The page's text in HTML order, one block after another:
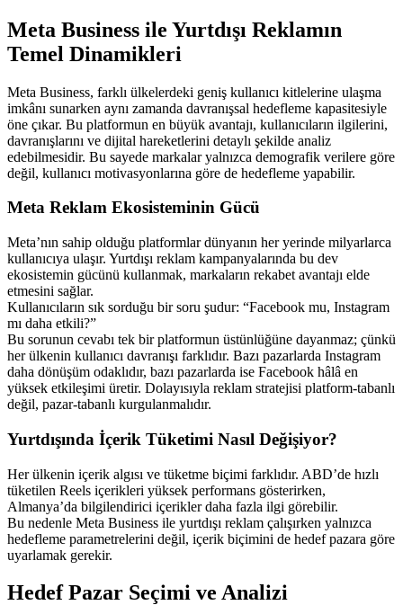
Meta Business ile Yurtdışı Reklamın
Temel Dinamikleri
Meta Business, farklı ülkelerdeki geniş kullanıcı kitlelerine ulaşma
imkânı sunarken aynı zamanda davranışsal hedefleme kapasitesiyle
öne çıkar. Bu platformun en büyük avantajı, kullanıcıların ilgilerini,
davranışlarını ve dijital hareketlerini detaylı şekilde analiz
edebilmesidir. Bu sayede markalar yalnızca demografik verilere göre
değil, kullanıcı motivasyonlarına göre de hedefleme yapabilir.
Meta Reklam Ekosisteminin Gücü
Meta’nın sahip olduğu platformlar dünyanın her yerinde milyarlarca
kullanıcıya ulaşır. Yurtdışı reklam kampanyalarında bu dev
ekosistemin gücünü kullanmak, markaların rekabet avantajı elde
etmesini sağlar.
Kullanıcıların sık sorduğu bir soru şudur: “Facebook mu, Instagram
mı daha etkili?”
Bu sorunun cevabı tek bir platformun üstünlüğüne dayanmaz; çünkü
her ülkenin kullanıcı davranışı farklıdır. Bazı pazarlarda Instagram
daha dönüşüm odaklıdır, bazı pazarlarda ise Facebook hâlâ en
yüksek etkileşimi üretir. Dolayısıyla reklam stratejisi platform-tabanlı
değil, pazar-tabanlı kurgulanmalıdır.
Yurtdışında İçerik Tüketimi Nasıl Değişiyor?
Her ülkenin içerik algısı ve tüketme biçimi farklıdır. ABD’de hızlı
tüketilen Reels içerikleri yüksek performans gösterirken,
Almanya’da bilgilendirici içerikler daha fazla ilgi görebilir.
Bu nedenle Meta Business ile yurtdışı reklam çalışırken yalnızca
hedefleme parametrelerini değil, içerik biçimini de hedef pazara göre
uyarlamak gerekir.
Hedef Pazar Seçimi ve Analizi